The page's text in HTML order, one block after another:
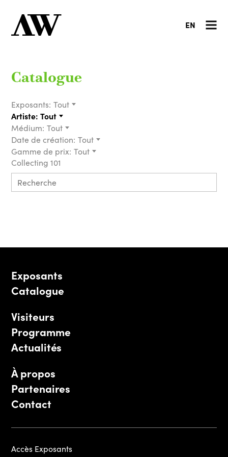
EN
Catalogue
Exposants: Tout
Artiste: Tout
Médium: Tout
Date de création: Tout
Gamme de prix: Tout
Collecting 101
Exposants
Catalogue
Visiteurs
Programme
Actualités
À propos
Partenaires
Contact
Accès Exposants